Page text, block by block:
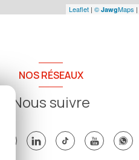
Leaflet | © JawgMaps |
NOS RÉSEAUX
Nous suivre